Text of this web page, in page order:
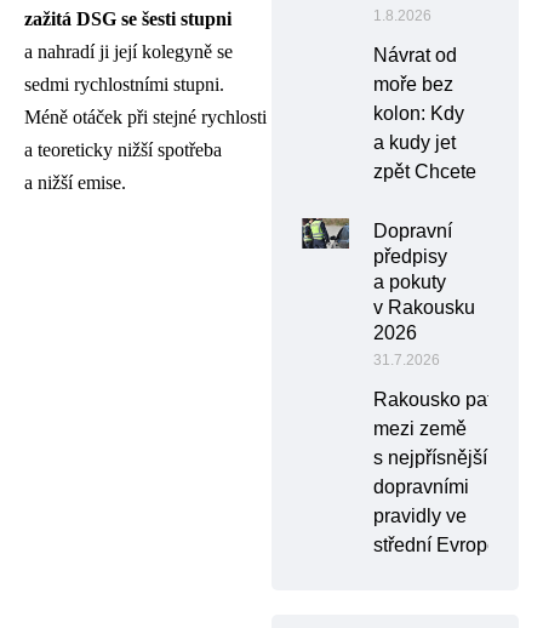
zažitá DSG se šesti stupni
a nahradí ji její kolegyně se
sedmi rychlostními stupni.
Méně otáček při stejné rychlosti
a teoreticky nižší spotřeba
a nižší emise.
1.8.2026
Návrat od
moře bez
kolon: Kdy
a kudy jet
zpět Chcete
Dopravní
předpisy
a pokuty
v Rakousku
2026
31.7.2026
Rakousko patří
mezi země
s nejpřísnějšími
dopravními
pravidly ve
střední Evropě